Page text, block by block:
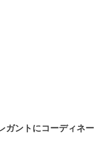
ガントにコーディネー